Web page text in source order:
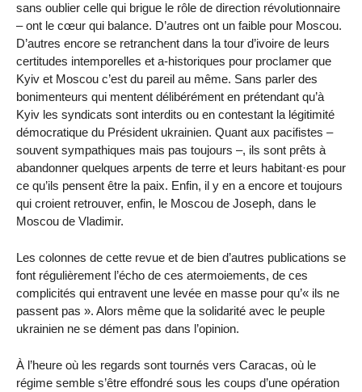
sans oublier celle qui brigue le rôle de direction révolutionnaire
– ont le cœur qui balance. D’autres ont un faible pour Moscou.
D’autres encore se retranchent dans la tour d’ivoire de leurs
certitudes intemporelles et a-historiques pour proclamer que
Kyiv et Moscou c’est du pareil au même. Sans parler des
bonimenteurs qui mentent délibérément en prétendant qu’à
Kyiv les syndicats sont interdits ou en contestant la légitimité
démocratique du Président ukrainien. Quant aux pacifistes –
souvent sympathiques mais pas toujours –, ils sont prêts à
abandonner quelques arpents de terre et leurs habitant·es pour
ce qu’ils pensent être la paix. Enfin, il y en a encore et toujours
qui croient retrouver, enfin, le Moscou de Joseph, dans le
Moscou de Vladimir.
Les colonnes de cette revue et de bien d’autres publications se
font régulièrement l’écho de ces atermoiements, de ces
complicités qui entravent une levée en masse pour qu’« ils ne
passent pas ». Alors même que la solidarité avec le peuple
ukrainien ne se dément pas dans l’opinion.
À l’heure où les regards sont tournés vers Caracas, où le
régime semble s’être effondré sous les coups d’une opération